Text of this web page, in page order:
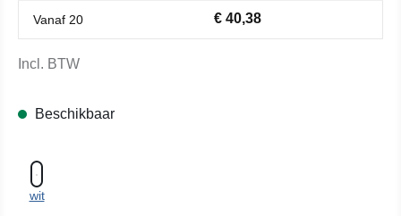
Vanaf 20 € 40,38
Incl. BTW
Beschikbaar
wit